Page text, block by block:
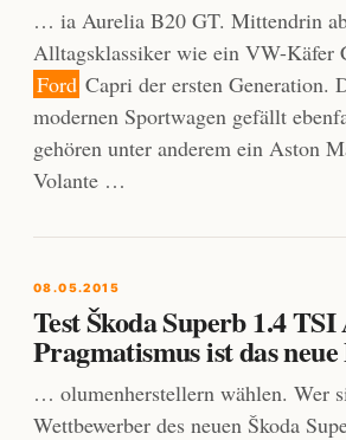
… ia Aurelia B20 GT. Mittendrin
Alltagsklassiker wie ein VW-Käfer
Ford Capri der ersten Generation.
modernen Sportwagen gefällt
gehören unter anderem ein Aston
Volante …
08.05.2015
Test Škoda Superb 1.4
Pragmatismus ist das
… olumenherstellern wählen. Wer
Wettbewerber des neuen Škoda